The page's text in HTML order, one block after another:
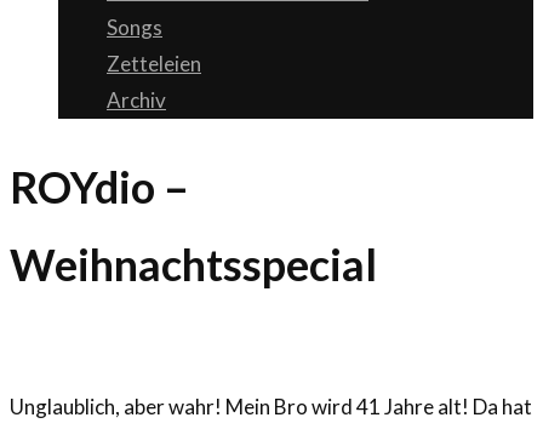
Songs
Zetteleien
Archiv
ROYdio –
Weihnachtsspecial
Unglaublich, aber wahr! Mein Bro wird 41 Jahre alt! Da hat